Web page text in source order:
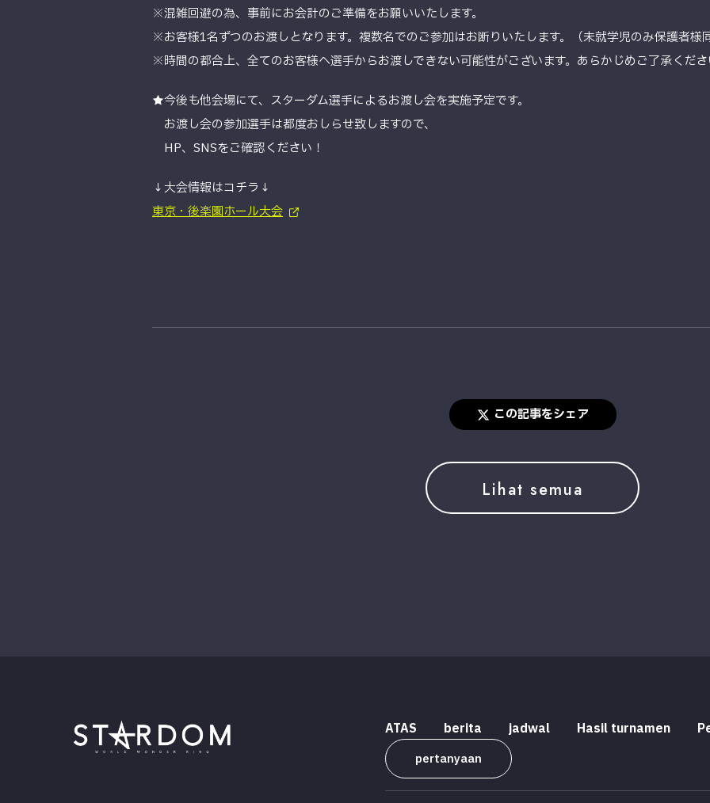
※混雑回避の為、事前にお会計のご準備をお願いいたします。
※お客様1名ずつのお渡しとなります。複数名でのご参加はお断りいたします。（未就学児のみ保護者様
※時間の都合上、全てのお客様へ選手からお渡しできない可能性がございます。あらかじめご了承くだ
★今後も他会場にて、スターダム選手によるお渡し会を実施予定です。
お渡し会の参加選手は都度おしらせ致しますので、
HP、SNSをご確認ください！
↓大会情報はコチラ↓
東京・後楽園ホール大会
この記事をシェア
Lihat semua
ATAS berita jadwal Hasil turnamen
pertanyaan